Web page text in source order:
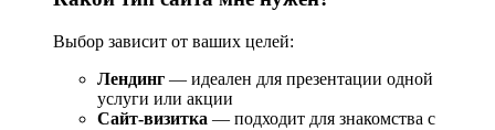
Интернет-магазин мебели— фильтры по параметрам,
Корпоративный сайт строительной компании—
SEO-оптимизация и контент-маркетинг, привлечение
клиентов через поисковые системы.
Выбор зависит от ваших целей:
Лендинг — идеален для презентации одной
услуги или акции
Сайт-визитка — подходит для знакомства с